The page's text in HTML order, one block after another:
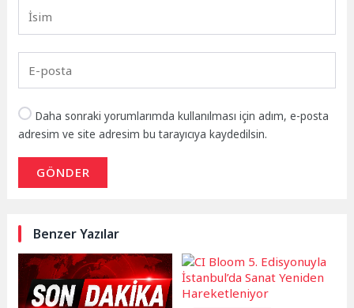
Daha sonraki yorumlarımda kullanılması için adım, e-posta
adresim ve site adresim bu tarayıcıya kaydedilsin.
GÖNDER
Benzer Yazılar